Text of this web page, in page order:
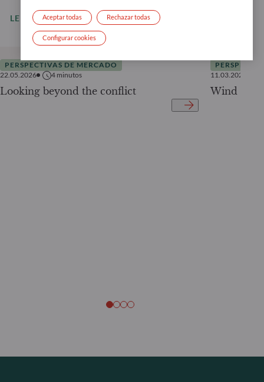
LEER MÁS Todas nuestras noticias
PERSPECTIVAS DE MERCADO
22.05.2026
4 minutos
Looking beyond the conflict
11.03.2025
Wind of
Rechazar todas
Aceptar todas
Configurar cookies